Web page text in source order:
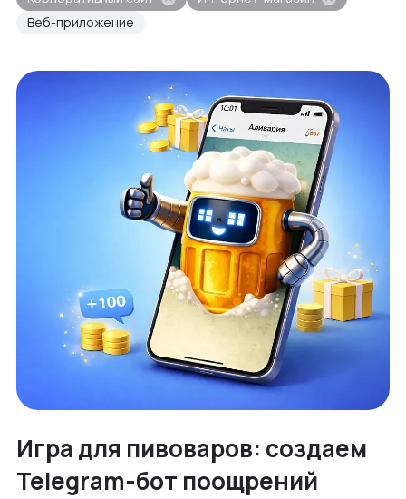
Веб-приложение
Игра для пивоваров: создаем
Telegram-бот поощрений